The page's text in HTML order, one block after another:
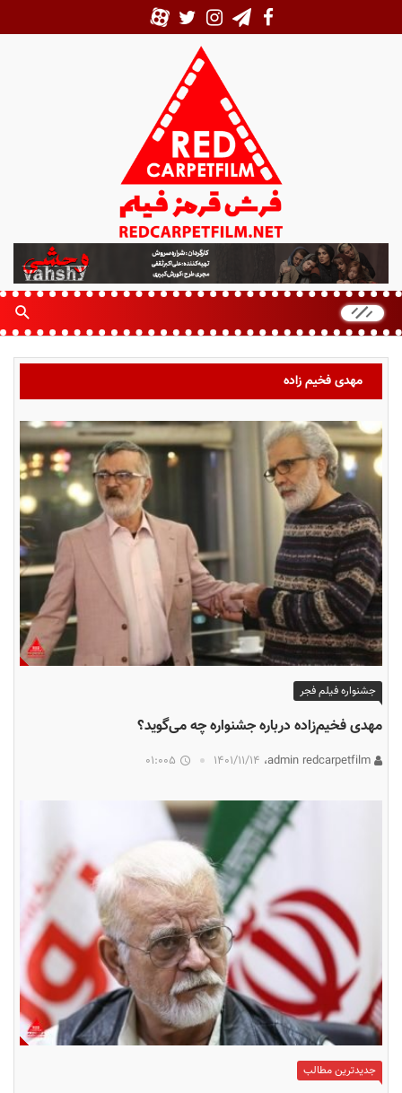
ر
ش
ر
م
زمهدی فخیم زاده
جشنواره فیلم فجر
مهدی فخیم‌زاده درباره جشنواره چه می‌گوید؟
۱۴۰۱/۱۱/۱۴ 01:005
جدیدترین مطالب